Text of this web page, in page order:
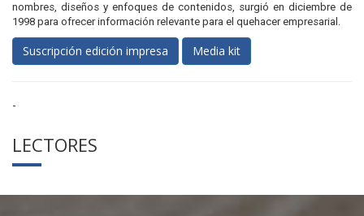
nombres, diseños y enfoques de contenidos, surgió en diciembre de
1998 para ofrecer información relevante para el quehacer empresarial.
Suscripción edición impresa Media kit
-
LECTORES